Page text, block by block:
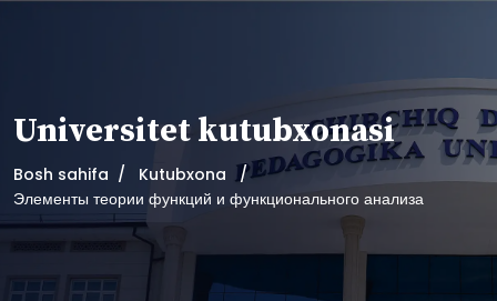
Universitet kutubxonasi
Bosh sahifa
Kutubxona
Элементы теории функций и функционального анализа